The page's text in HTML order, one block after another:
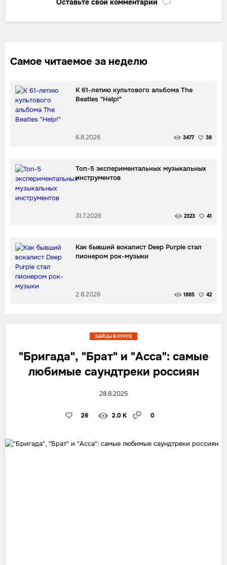
Самое читаемое за неделю
К 61-летию культового альбома The
Beatles "Help!"
6.8.2026 3477 38
Топ-5 экспериментальных музыкальных
инструментов
31.7.2026 2323 41
Как бывший вокалист Deep Purple стал
пионером рок-музыки
2.8.2026 1885 42
"Бригада", "Брат" и "Асса": самые
любимые саундтреки россиян
28.8.2025
26 2.0 K 0
ЗАЙЦЫ В КУРСЕ